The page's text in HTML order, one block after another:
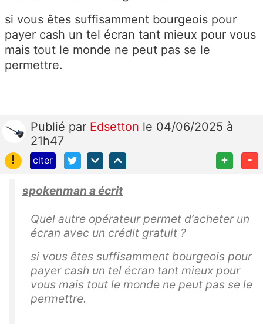
si vous êtes suffisamment bourgeois pour
payer cash un tel écran tant mieux pour vous
mais tout le monde ne peut pas se le
permettre.
Publié par Edsetton le 04/06/2025 à
21h47
!
citer + -
spokenman a écrit
Quel autre opérateur permet d’acheter un
écran avec un crédit gratuit ?
si vous êtes suffisamment bourgeois pour
payer cash un tel écran tant mieux pour
vous mais tout le monde ne peut pas se le
permettre.